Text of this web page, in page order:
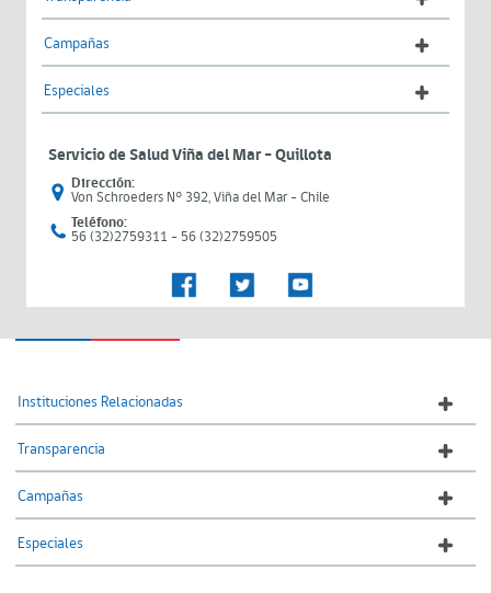
Campañas
Especiales
Servicio de Salud Viña del Mar – Quillota
Dirección:
Von Schroeders N° 392, Viña del Mar - Chile
Teléfono:
56 (32)2759311 - 56 (32)2759505
Instituciones Relacionadas
Transparencia
Campañas
Especiales